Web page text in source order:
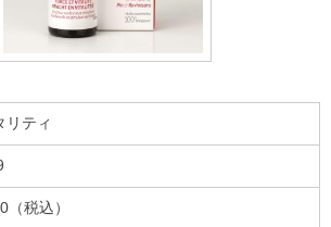
リティ
（税込）